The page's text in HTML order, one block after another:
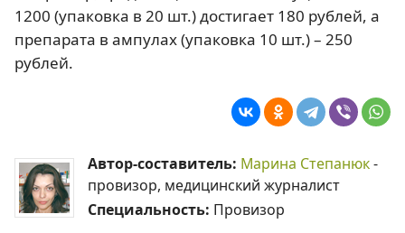
1200 (упаковка в 20 шт.) достигает 180 рублей, а
препарата в ампулах (упаковка 10 шт.) – 250
рублей.
Автор-составитель: Марина Степанюк-
провизор, медицинский журналист
Специальность: Провизор